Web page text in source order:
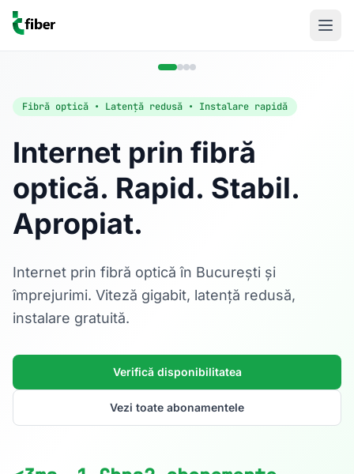
Fibră optică • Latență redusă • Instalare rapidă
Internet prin fibră
optică. Rapid. Stabil.
Apropiat.
Internet prin fibră optică în București și
împrejurimi. Viteză gigabit, latență redusă,
instalare gratuită.
Verifică disponibilitatea
Vezi toate abonamentele
Acasă
Internet Rezidențial
Fibră optică până la 1 Gbps, direct în casa ta.